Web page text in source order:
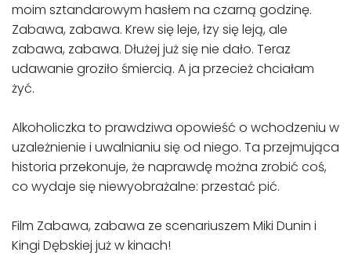
moim sztandarowym hasłem na czarną godzinę.
Zabawa, zabawa. Krew się leje, łzy się leją, ale
zabawa, zabawa. Dłużej już się nie dało. Teraz
udawanie groziło śmiercią. A ja przecież chciałam
żyć.
Alkoholiczka to prawdziwa opowieść o wchodzeniu w
uzależnienie i uwalnianiu się od niego. Ta przejmująca
historia przekonuje, że naprawdę można zrobić coś,
co wydaje się niewyobrażalne: przestać pić.
Film Zabawa, zabawa ze scenariuszem Miki Dunin i
Kingi Dębskiej już w kinach!